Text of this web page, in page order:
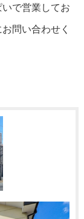
で営業してお
問い合わせく